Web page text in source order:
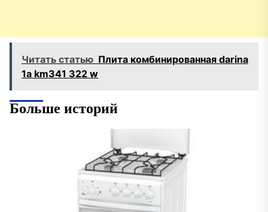
Читать статью Плита комбинированная darina
1a km341 322 w
Больше историй